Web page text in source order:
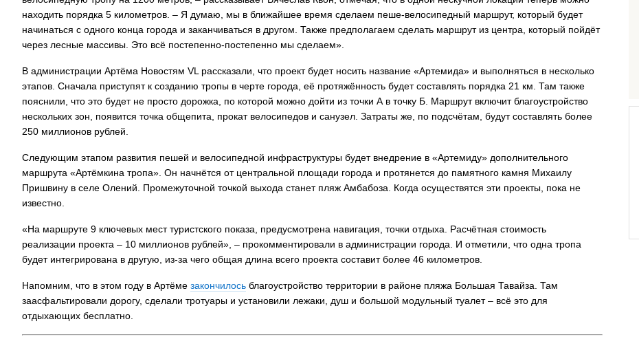
находить порядка 5 километров. – Я думаю, мы в ближайшее время сделаем пеше-велосипедный маршрут, который будет
начинаться с одного конца города и заканчиваться в другом. Также предполагаем сделать маршрут из центра, который пойдёт
через лесные массивы. Это всё постепенно-постепенно мы сделаем».
В администрации Артёма Новостям VL рассказали, что проект будет носить название «Артемида» и выполняться в несколько
этапов. Сначала приступят к созданию тропы в черте города, её протяжённость будет составлять порядка 21 км. Там также
пояснили, что это будет не просто дорожка, по которой можно дойти из точки А в точку Б. Маршрут включит благоустройство
нескольких зон, появится точка общепита, прокат велосипедов и санузел. Затраты же, по подсчётам, будут составлять более
250 миллионов рублей.
Следующим этапом развития пешей и велосипедной инфраструктуры будет внедрение в «Артемиду» дополнительного
маршрута «Артёмкина тропа». Он начнётся от центральной площади города и протянется до памятного камня Михаилу
Пришвину в селе Олений. Промежуточной точкой выхода станет пляж Амбабоза. Когда осуществятся эти проекты, пока не
известно.
«На маршруте 9 ключевых мест туристского показа, предусмотрена навигация, точки отдыха. Расчётная стоимость
реализации проекта – 10 миллионов рублей», – прокомментировали в администрации города. И отметили, что одна тропа
будет интегрирована в другую, из-за чего общая длина всего проекта составит более 46 километров.
Напомним, что в этом году в Артёме закончилось благоустройство территории в районе пляжа Большая Тавайза. Там
заасфальтировали дорогу, сделали тротуары и установили лежаки, душ и большой модульный туалет – всё это для
отдыхающих бесплатно.